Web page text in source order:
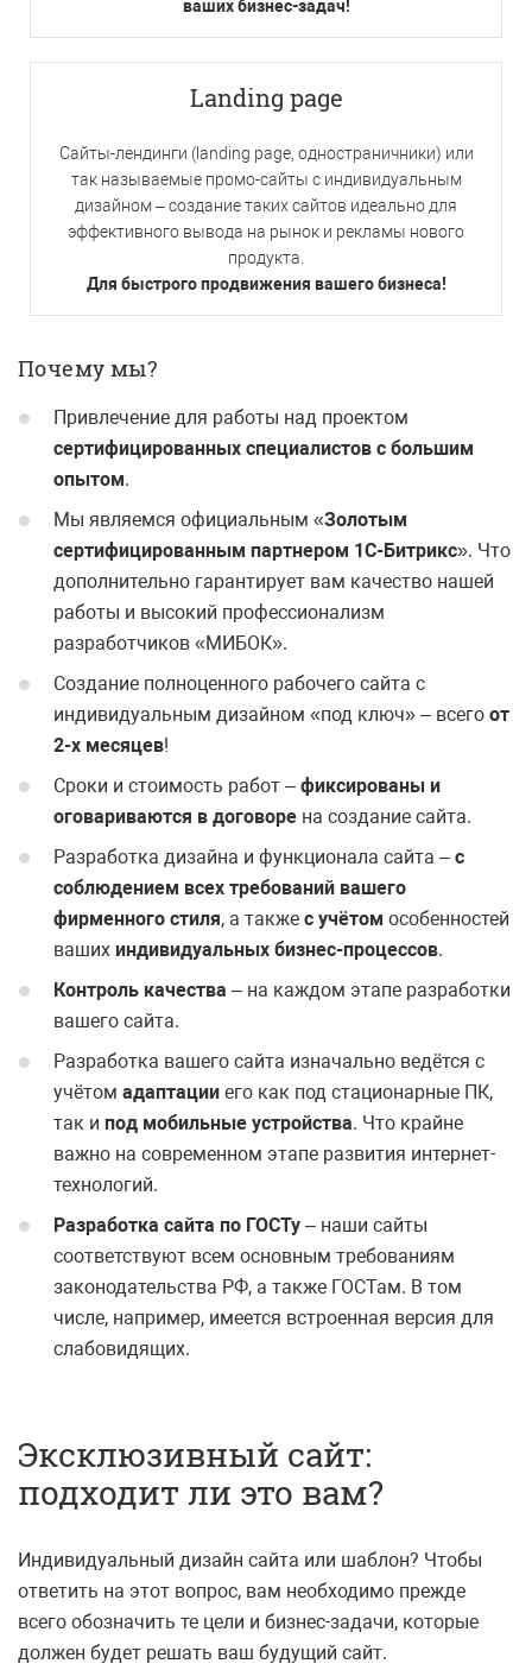
ваших бизнес-задач!
Landing page
Сайты-лендинги (landing page, одностраничники) или
так называемые промо-сайты с индивидуальным
дизайном – создание таких сайтов идеально для
эффективного вывода на рынок и рекламы нового
продукта.
Для быстрого продвижения вашего бизнеса!
Почему мы?
Привлечение для работы над проектом
сертифицированных специалистов с большим
опытом.
Мы являемся официальным «Золотым
сертифицированным партнером 1С-Битрикс». Что
дополнительно гарантирует вам качество нашей
работы и высокий профессионализм
разработчиков «МИБОК».
Создание полноценного рабочего сайта с
индивидуальным дизайном «под ключ» – всего от
2-х месяцев!
Сроки и стоимость работ – фиксированы и
оговариваются в договоре на создание сайта.
Разработка дизайна и функционала сайта – с
соблюдением всех требований вашего
фирменного стиля, а также с учётом особенностей
ваших индивидуальных бизнес-процессов.
Контроль качества – на каждом этапе разработки
вашего сайта.
Разработка вашего сайта изначально ведётся с
учётом адаптации его как под стационарные ПК,
так и под мобильные устройства. Что крайне
важно на современном этапе развития интернет-
технологий.
Разработка сайта по ГОСТу – наши сайты
соответствуют всем основным требованиям
законодательства РФ, а также ГОСТам. В том
числе, например, имеется встроенная версия для
слабовидящих.
Эксклюзивный сайт:
подходит ли это вам?
Индивидуальный дизайн сайта или шаблон? Чтобы
ответить на этот вопрос, вам необходимо прежде
всего обозначить те цели и бизнес-задачи, которые
должен будет решать ваш будущий сайт.